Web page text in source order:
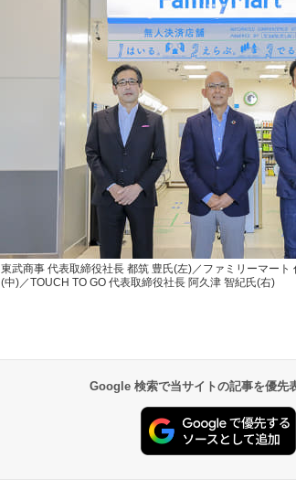
東武商事 代表取締役社長 都筑 豊氏(左)／ファミリーマート
(中)／TOUCH TO GO 代表取締役社長 阿久津 智紀氏(右)
Google 検索で当サイトの記事を優先